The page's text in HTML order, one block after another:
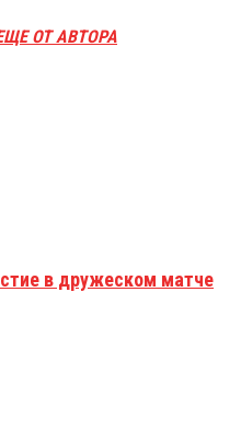
ОТ АВТОРА
в дружеском матче